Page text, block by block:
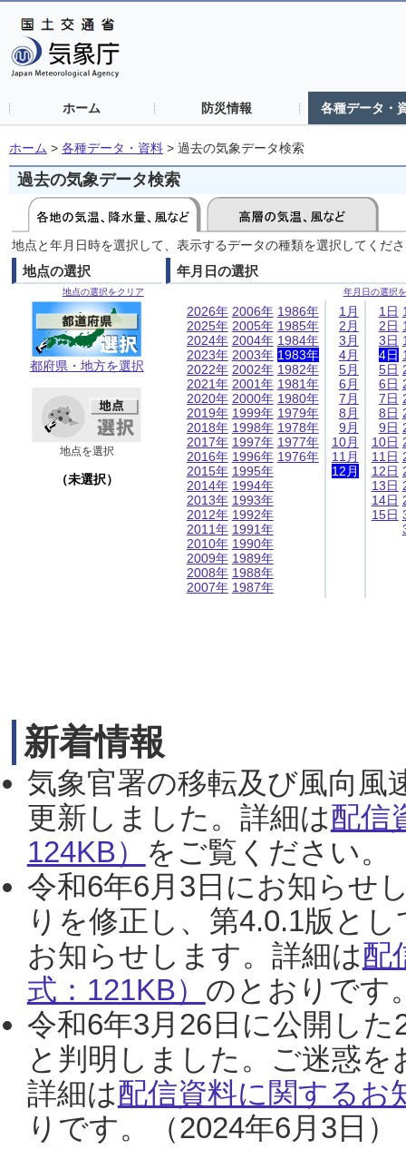
ホーム 防災情報 各種データ・
ホーム > 各種データ・資料 > 過去の気象データ検索
過去の気象データ検索
地点と年月日時を選択して、表示するデータの種類を選択してくだ
地点の選択
地点の選択をクリア
都府県・地方を選択
地点を選択
（未選択）
年月日の選択
年月日の選択
2026年
2025年
2024年
2023年
2022年
2021年
2020年
2019年
2018年
2017年
2016年
2015年
2014年
2013年
2012年
2011年
2010年
2009年
2008年
2007年
2006年
2005年
2004年
2003年
2002年
2001年
2000年
1999年
1998年
1997年
1996年
1995年
1994年
1993年
1992年
1991年
1990年
1989年
1988年
1987年
1986年
1985年
1984年
1983年
1982年
1981年
1980年
1979年
1978年
1977年
1976年
1月
2月
3月
4月
5月
6月
7月
8月
9月
10月
11月
12月
1日
2日
3日
4日
5日
6日
7日
8日
9日
10日
11日
12日
13日
14日
15日
新着情報
気象官署の移転及び風向風
更新しました。詳細は配信
124KB） をご覧ください。
令和6年6月3日にお知らせ
りを修正し、第4.0.1版と
お知らせします。詳細は配
式：121KB） のとおりです
令和6年3月26日に公開し
と判明しました。ご迷惑
詳細は配信資料に関するお
りです。（2024年6月3日）